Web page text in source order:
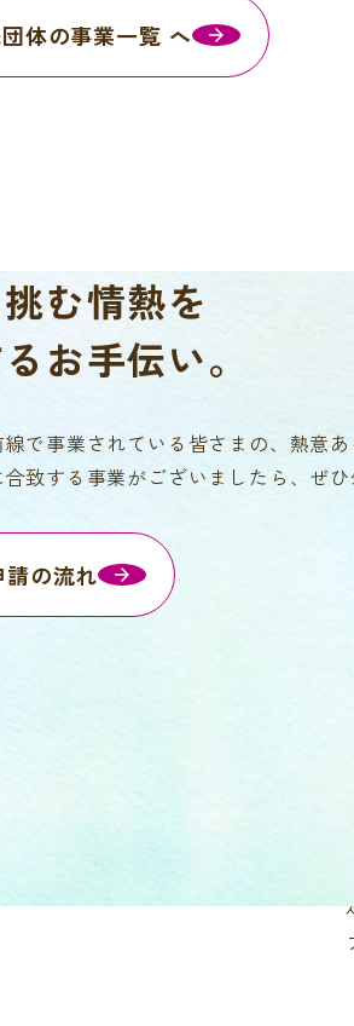
体の事業一覧 へ
む情熱を
お手伝い。
で事業されている皆さまの、熱意
致する事業がございましたら、ぜひ
の流れ